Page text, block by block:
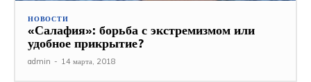
НОВОСТИ
«Салафия»: борьба с экстремизмом или
удобное прикрытие?
admin - 14 марта, 2018